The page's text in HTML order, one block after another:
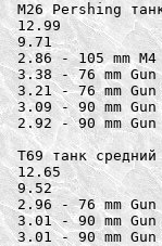
M26 Pershing
12.99
9.71
2.86 - 105 mm M4
3.38 - 76 mm Gun
3.21 - 76 mm Gun
3.09 - 90 mm Gun
2.92 - 90 mm Gun
T69 танк
12.65
9.52
2.96 - 76 mm Gun
3.01 - 90 mm Gun
3.01 - 90 mm Gun